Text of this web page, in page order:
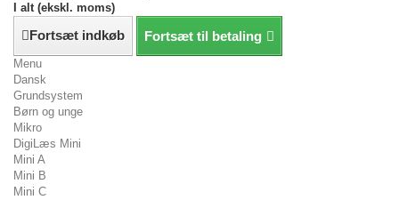
I alt (ekskl. moms)
Fortsæt indkøb Fortsæt til betaling
Menu
Dansk
Grundsystem
Børn og unge
Mikro
DigiLæs Mini
Mini A
Mini B
Mini C